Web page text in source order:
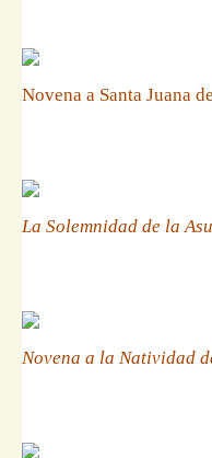
Novena a Santa Juana
La Solemnidad de la
Novena a la Natividad